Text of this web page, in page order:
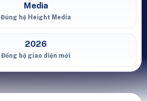
Media
Đúng hệ Height Media
2026
Đồng bộ giao diện mới